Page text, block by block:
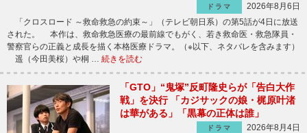
ドラマ
2026年8月6日
「クロスロード ～救命救急の約束～」（テレビ朝日系）の第5話が4日に放送
された。 本作は、救命救急医療の最前線でもがく、若き救命医・救急隊員・
警察官らの正義と成長を描く本格医療ドラマ。（※以下、ネタバレを含みます）
遥（今田美桜）や桐 … 続きを読む
「GTO」“鬼塚”反町隆史らが「告白大作
戦」を決行 「カジサックの娘・梶原叶渚
は華がある」「黒幕の正体は誰」
ドラマ
2026年8月4日